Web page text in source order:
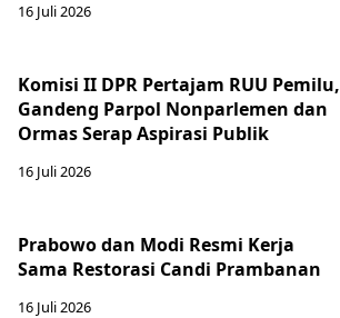
16 Juli 2026
Komisi II DPR Pertajam RUU Pemilu,
Gandeng Parpol Nonparlemen dan
Ormas Serap Aspirasi Publik
16 Juli 2026
Prabowo dan Modi Resmi Kerja
Sama Restorasi Candi Prambanan
16 Juli 2026